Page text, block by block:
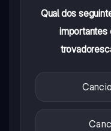
Qual dos
importantes